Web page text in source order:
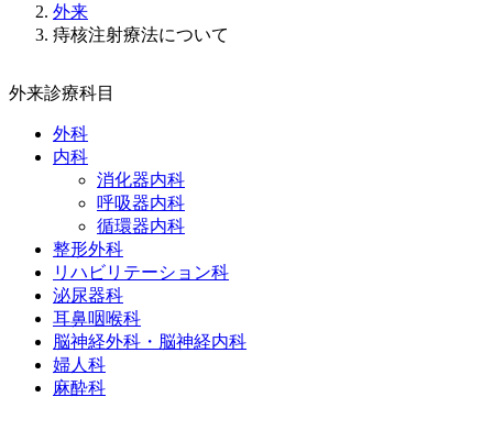
外来
痔核注射療法について
外来診療科目
外科
内科
消化器内科
呼吸器内科
循環器内科
整形外科
リハビリテーション科
泌尿器科
耳鼻咽喉科
脳神経外科・脳神経内科
婦人科
麻酔科